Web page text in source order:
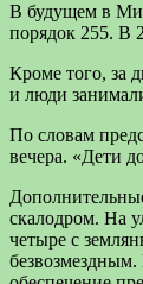
В будущем в
порядок 255. В
Кроме того, за
и люди
По словам
вечера. «Дети
скалодром. На
четыре с
безвозмездным.